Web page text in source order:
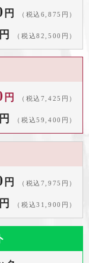
円 （税込6,875円）
（税込82,500円）
円 （税込7,425円）
（税込59,400円）
円 （税込7,975円）
（税込31,900円）